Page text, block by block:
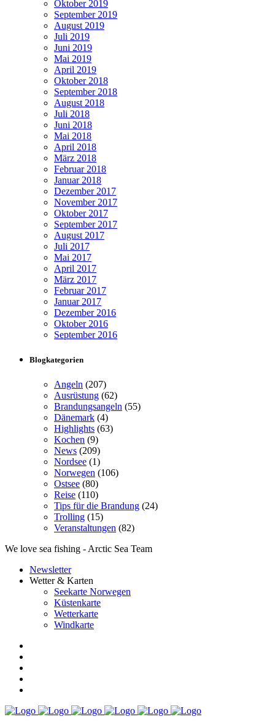
Oktober 2019
September 2019
August 2019
Juli 2019
Juni 2019
Mai 2019
April 2019
Oktober 2018
September 2018
August 2018
Juli 2018
Juni 2018
Mai 2018
April 2018
März 2018
Februar 2018
Januar 2018
Dezember 2017
November 2017
Oktober 2017
September 2017
August 2017
Juli 2017
Mai 2017
April 2017
März 2017
Februar 2017
Januar 2017
Dezember 2016
Oktober 2016
September 2016
Blogkategorien
Angeln (207)
Ausrüstung (62)
Brandungsangeln (55)
Dänemark (4)
Highlights (63)
Kochen (9)
News (209)
Nordsee (1)
Norwegen (106)
Ostsee (80)
Reise (110)
Tips für die Brandung (24)
Trolling (15)
Veranstaltungen (82)
We love sea fishing - Arctic Sea Team
Newsletter
Wetter & Karten
Seekarte Norwegen
Küstenkarte
Wetterkarte
Windkarte